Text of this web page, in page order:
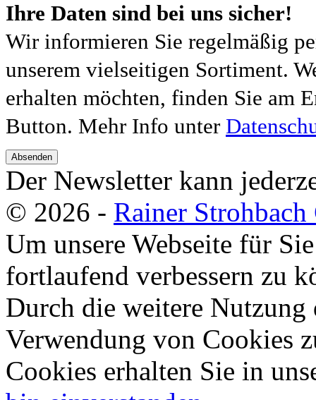
Ihre Daten sind bei uns sicher!
Wir informieren Sie regelmäßig
unserem vielseitigen Sortiment.
erhalten möchten, finden Sie am
Button. Mehr Info unter
Absenden
Der Newsletter kann
© 2026 - Rainer
Um unsere Webseite für
fortlaufend verbessern zu
Durch die weitere Nutzung
Verwendung von Cookies
Cookies erhalten Sie in